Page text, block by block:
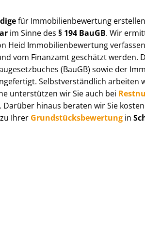
für Im­mo­bi­li­en­be­wer­tung
im Sinne des§ 194 BauGB. Wir
Heid Im­mo­bi­li­en­be­wer­tung verfassen
vom Finanzamt geschätzt werden.
(BauGB) sowie der
Selbst­ver­ständ­lich arbeiten
unterstützen wir Sie auch bei
Darüber hinaus beraten wir Sie
Ihrer Grund­stücks­be­wer­tung in